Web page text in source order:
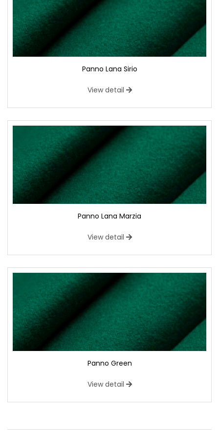
Panno Lana Sirio
View detail
Panno Lana Marzia
View detail
Panno Green
View detail